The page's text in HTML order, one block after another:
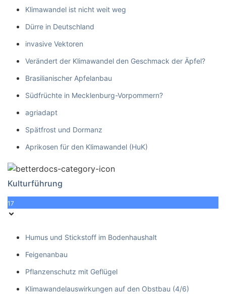
Klimawandel ist nicht weit weg
Dürre in Deutschland
invasive Vektoren
Verändert der Klimawandel den Geschmack der Äpfel?
Brasilianischer Apfelanbau
Südfrüchte in Mecklenburg-Vorpommern?
agriadapt
Spätfrost und Dormanz
Aprikosen für den Klimawandel (HuK)
Kulturführung
17
Humus und Stickstoff im Bodenhaushalt
Feigenanbau
Pflanzenschutz mit Geflügel
Klimawandelauswirkungen auf den Obstbau (4/6)